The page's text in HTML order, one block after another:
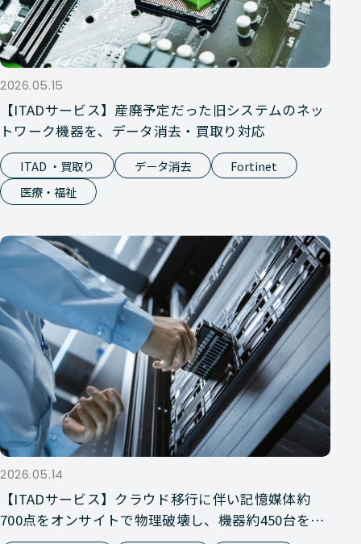
2026.05.15
【ITADサービス】産廃予定だった旧システムのネッ
トワーク機器を、データ消去・買取り対応
ITAD ・買取り データ消去
Fortinet
医療・福祉
2026.05.14
【ITADサービス】クラウド移行に伴い記憶媒体約
700点をオンサイトで物理破壊し、機器約450台を買